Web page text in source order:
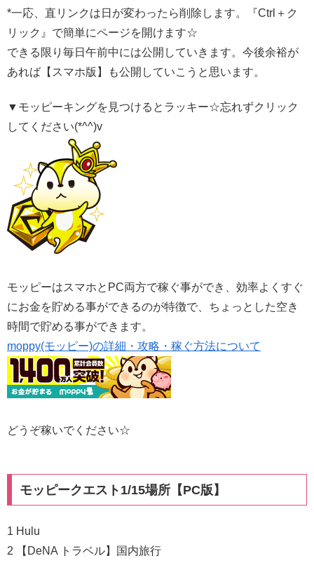
*一応、直リンクは日が変わったら削除します。『Ctrl＋ク
リック』で簡単にページを開けます☆
できる限り毎日午前中には公開していきます。今後余裕が
あれば【スマホ版】も公開していこうと思います。
▼モッピーキングを見つけるとラッキー☆忘れずクリック
してください(*^^)v
モッピーはスマホとPC両方で稼ぐ事ができ、効率よくすぐ
にお金を貯める事ができるのが特徴で、ちょっとした空き
時間で貯める事ができます。
moppy(モッピー)の詳細・攻略・稼ぐ方法について
どうぞ稼いでください☆
モッピークエスト1/15場所【PC版】
1 Hulu
2 【DeNA トラベル】国内旅行